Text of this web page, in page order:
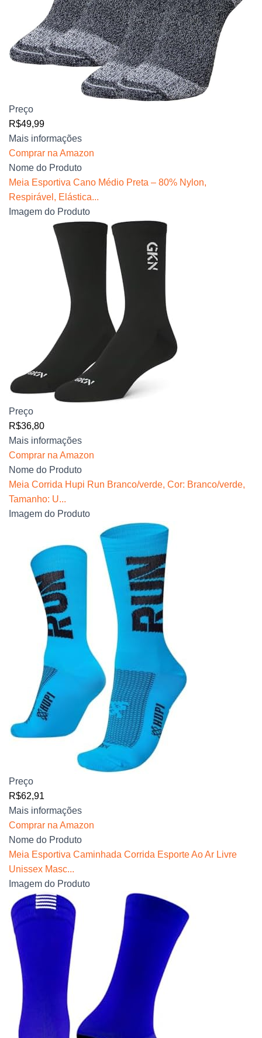
Preço
R$49,99
Mais informações
Comprar na Amazon
Nome do Produto
Meia Esportiva Cano Médio Preta – 80% Nylon,
Respirável, Elástica...
Imagem do Produto
Preço
R$36,80
Mais informações
Comprar na Amazon
Nome do Produto
Meia Corrida Hupi Run Branco/verde, Cor: Branco/verde,
Tamanho: U...
Imagem do Produto
Preço
R$62,91
Mais informações
Comprar na Amazon
Nome do Produto
Meia Esportiva Caminhada Corrida Esporte Ao Ar Livre
Unissex Masc...
Imagem do Produto